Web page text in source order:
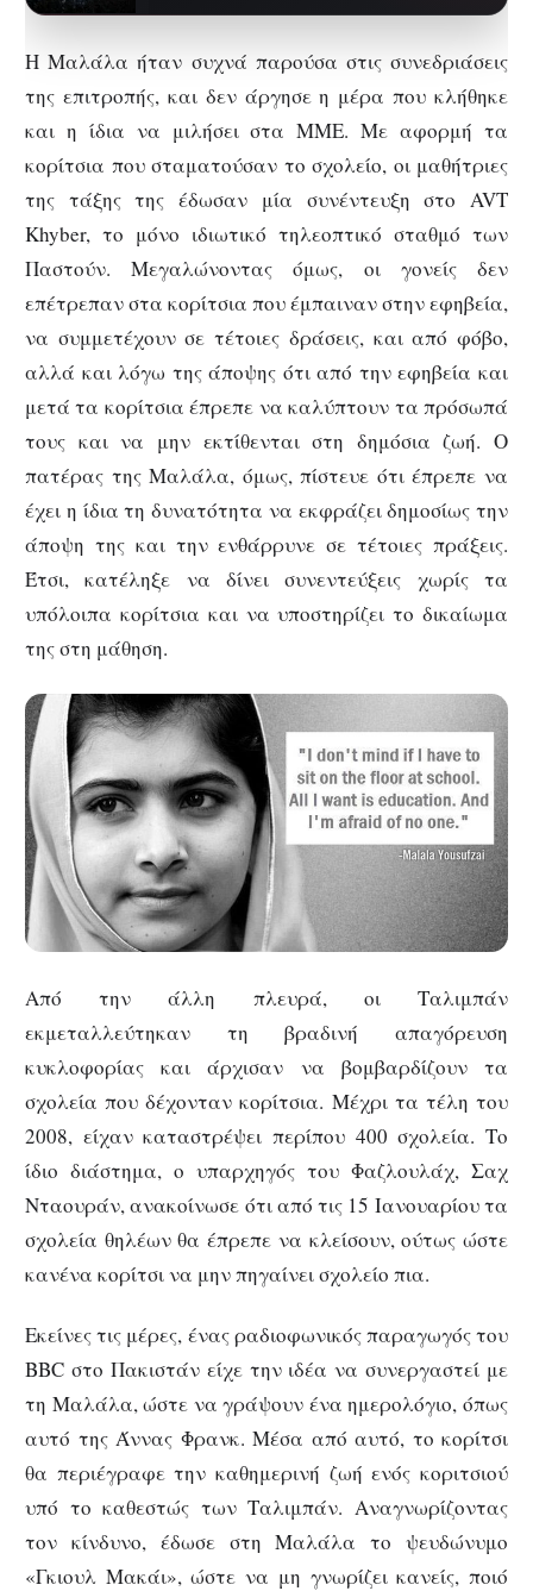
Η Μαλάλα ήταν συχνά παρούσα στις συνεδριάσεις
της επιτροπής, και δεν άργησε η μέρα που κλήθηκε
και η ίδια να μιλήσει στα ΜΜΕ. Με αφορμή τα
κορίτσια που σταματούσαν το σχολείο, οι μαθήτριες
της τάξης της έδωσαν μία συνέντευξη στο AVT
Khyber, το μόνο ιδιωτικό τηλεοπτικό σταθμό των
Παστούν. Μεγαλώνοντας όμως, οι γονείς δεν
επέτρεπαν στα κορίτσια που έμπαιναν στην εφηβεία,
να συμμετέχουν σε τέτοιες δράσεις, και από φόβο,
αλλά και λόγω της άποψης ότι από την εφηβεία και
μετά τα κορίτσια έπρεπε να καλύπτουν τα πρόσωπά
τους και να μην εκτίθενται στη δημόσια ζωή. Ο
πατέρας της Μαλάλα, όμως, πίστευε ότι έπρεπε να
έχει η ίδια τη δυνατότητα να εκφράζει δημοσίως την
άποψη της και την ενθάρρυνε σε τέτοιες πράξεις.
Έτσι, κατέληξε να δίνει συνεντεύξεις χωρίς τα
υπόλοιπα κορίτσια και να υποστηρίζει το δικαίωμα
της στη μάθηση.
Από την άλλη πλευρά, οι Ταλιμπάν
εκμεταλλεύτηκαν τη βραδινή απαγόρευση
κυκλοφορίας και άρχισαν να βομβαρδίζουν τα
σχολεία που δέχονταν κορίτσια. Μέχρι τα τέλη του
2008, είχαν καταστρέψει περίπου 400 σχολεία. Το
ίδιο διάστημα, ο υπαρχηγός του Φαζλουλάχ, Σαχ
Νταουράν, ανακοίνωσε ότι από τις 15 Ιανουαρίου τα
σχολεία θηλέων θα έπρεπε να κλείσουν, ούτως ώστε
κανένα κορίτσι να μην πηγαίνει σχολείο πια.
Εκείνες τις μέρες, ένας ραδιοφωνικός παραγωγός του
BBC στο Πακιστάν είχε την ιδέα να συνεργαστεί με
τη Μαλάλα, ώστε να γράψουν ένα ημερολόγιο, όπως
αυτό της Άννας Φρανκ. Μέσα από αυτό, το κορίτσι
θα περιέγραφε την καθημερινή ζωή ενός κοριτσιού
υπό το καθεστώς των Ταλιμπάν. Αναγνωρίζοντας
τον κίνδυνο, έδωσε στη Μαλάλα το ψευδώνυμο
«Γκιουλ Μακάι», ώστε να μη γνωρίζει κανείς, ποιό